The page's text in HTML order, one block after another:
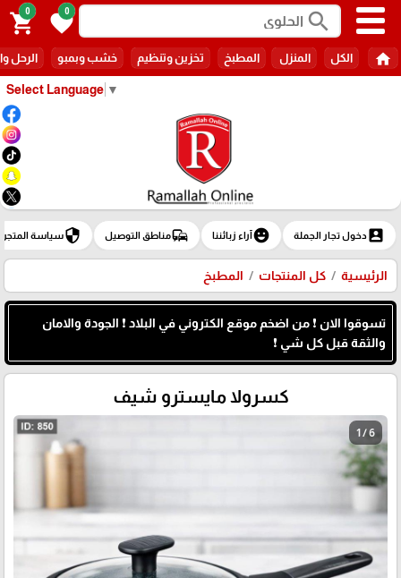
Select Language ▼
search
0
favorite
0
shopping_cart
home الكل المنزل المطبخ تخزين وتنظيم خشب وبمبو الرحل
account_boxدخول تجار الجملة emoji_emotionsآراء زبائننا commuteمناطق التوصيل securityسياسة المتجر
الرئيسية كل المنتجات المطبخ
تسوقوا الان ❗ من اضخم موقع الكتروني في البلاد ❗ الجودة والامان
والثقة قبل كل شي ❗
كسرولا مايسترو شيف
1 / 6